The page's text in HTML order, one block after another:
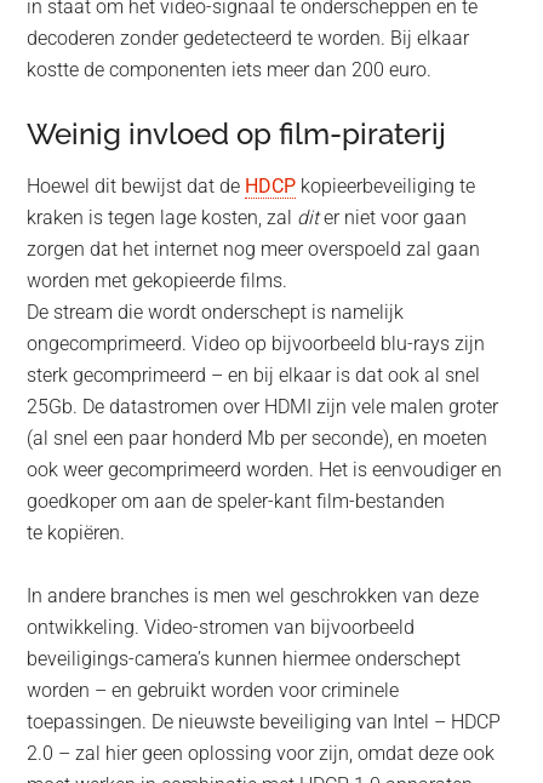
in staat om het video-signaal te onderscheppen en te
decoderen zonder gedetecteerd te worden. Bij elkaar
kostte de componenten iets meer dan 200 euro.
Weinig invloed op film-piraterij
Hoewel dit bewijst dat de HDCP kopieerbeveiliging te
kraken is tegen lage kosten, zal diter niet voor gaan
zorgen dat het internet nog meer overspoeld zal gaan
worden met gekopieerde films.
De stream die wordt onderschept is namelijk
ongecomprimeerd. Video op bijvoorbeeld blu-rays zijn
sterk gecomprimeerd – en bij elkaar is dat ook al snel
25Gb. De datastromen over HDMI zijn vele malen groter
(al snel een paar honderd Mb per seconde), en moeten
ook weer gecomprimeerd worden. Het is eenvoudiger en
goedkoper om aan de speler-kant film-bestanden
te kopiëren.
In andere branches is men wel geschrokken van deze
ontwikkeling. Video-stromen van bijvoorbeeld
beveiligings-camera’s kunnen hiermee onderschept
worden – en gebruikt worden voor criminele
toepassingen. De nieuwste beveiliging van Intel – HDCP
2.0 – zal hier geen oplossing voor zijn, omdat deze ook